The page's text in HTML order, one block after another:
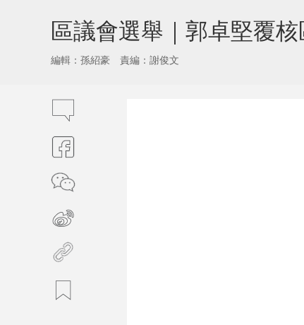
區議會選舉｜郭卓堅覆
編輯：孫紹豪 責編：謝俊文